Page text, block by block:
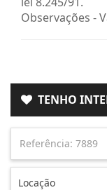
Observações -
TENHO
Locação